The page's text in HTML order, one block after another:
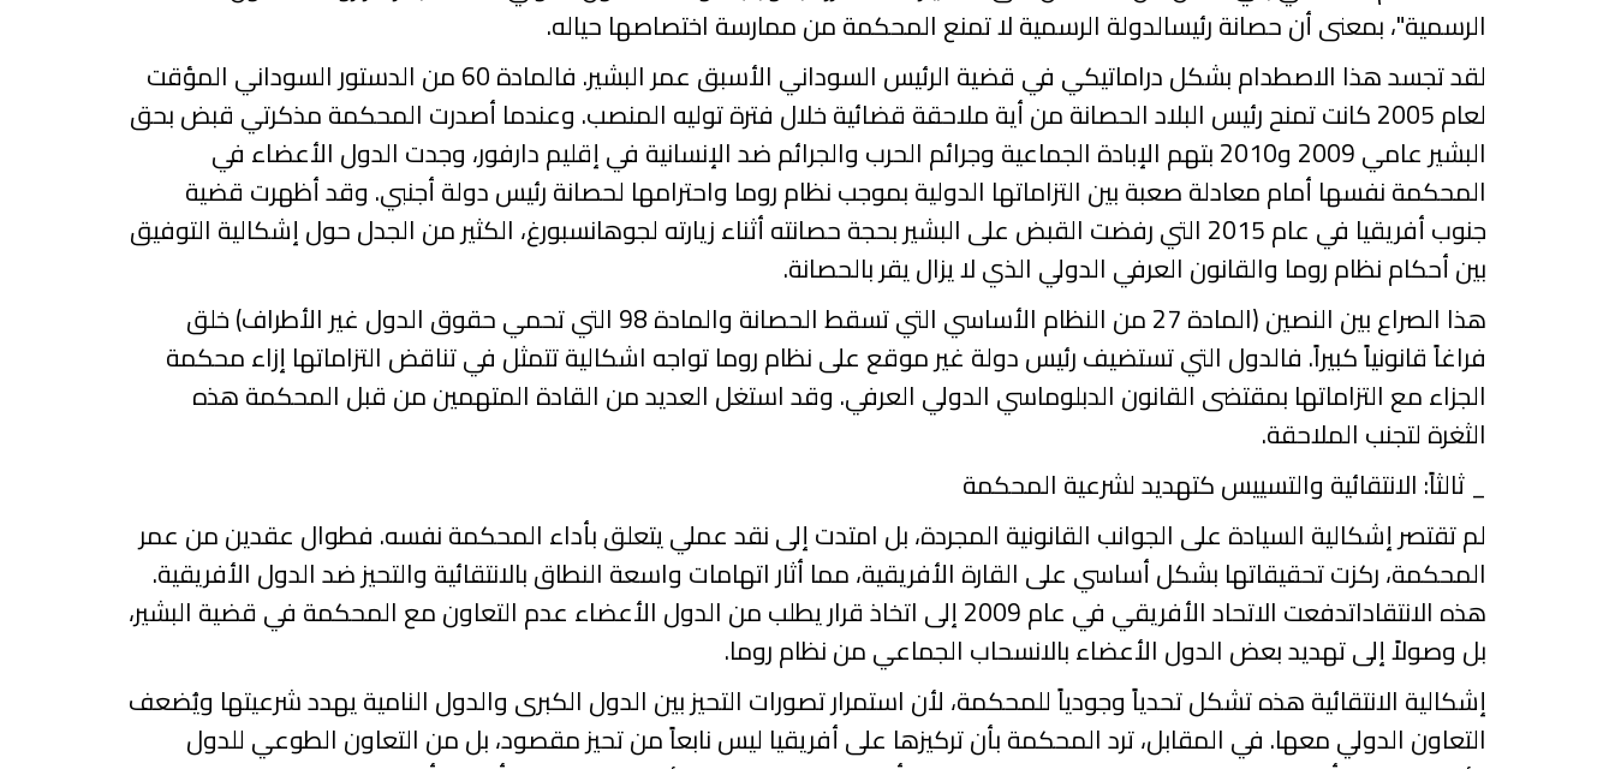
الرسمية"، بمعنى أن حصانةرئيسالدولة الرسمية لا تمنع المحكمة من ممارسة اختصاصها حياله.
لقدتجسد هذا الاصطدام بشكل دراماتيكي في قضية الرئيس السوداني الأسبق عمر البشير. فالمادة60من الدستور السوداني المؤقت
لعام2005كانت تمنح رئيس البلاد الحصانة من أية ملاحقة قضائية خلال فترة توليه المنصب. وعندما أصدرت المحكمة مذكرتي قبض بحق
البشير عامي2009 و2010بتهم الإبادة الجماعية وجرائم الحرب والجرائم ضد الإنسانية في إقليم دارفور، وجدت الدول الأعضاء في
المحكمة نفسها أمام معادلة صعبة بين التزاماتها الدولية بموجب نظام روما واحترامها لحصانة رئيس دولة أجنبي. وقد أظهرت قضية
جنوب أفريقيا في عام2015 التي رفضت القبض على البشير بحجة حصانته أثناء زيارته لجوهانسبورغ، الكثير من الجدل حول إشكالية التوفيق
بين أحكام نظام روما والقانون العرفي الدولي الذي لا يزال يقر بالحصانة.
هذا الصراع بين النصين (المادة 27 من النظام الأساسي التي تسقط الحصانة والمادة 98 التي تحمي حقوق الدول غير الأطراف) خلق
فراغاً قانونياً كبيراً. فالدول التي تستضيف رئيس دولة غير موقع على نظام روما تواجه اشكالية تتمثل في تناقض التزاماتها إزاء محكمة
الجزاء مع التزاماتها بمقتضى القانون الدبلوماسي الدولي العرفي. وقد استغل العديد من القادة المتهمين من قبل المحكمة هذه
الثغرة لتجنب الملاحقة.
_ثالثاً: الانتقائية والتسييس كتهديد لشرعية المحكمة
لمتقتصر إشكالية السيادة على الجوانب القانونية المجردة، بل امتدت إلى نقد عملي يتعلق بأداء المحكمة نفسه. فطوال عقدين من عمر
المحكمة، ركزت تحقيقاتها بشكل أساسي على القارة الأفريقية، مما أثار اتهامات واسعة النطاق بالانتقائية والتحيز ضد الدول الأفريقية.
هذه الانتقاداتدفعت الاتحاد الأفريقي في عام2009إلى اتخاذ قرار يطلب من الدول الأعضاء عدم التعاون مع المحكمة في قضية البشير،
بل وصولاً إلى تهديد بعض الدول الأعضاء بالانسحاب الجماعي من نظام روما.
إشكالية الانتقائية هذه تشكل تحدياً وجودياً للمحكمة، لأن استمرار تصورات التحيز بين الدول الكبرى والدول النامية يهدد شرعيتها ويُضعف
التعاون الدولي معها. في المقابل، ترد المحكمة بأن تركيزها على أفريقيا ليس نابعاً من تحيز مقصود، بل من التعاون الطوعي للدول